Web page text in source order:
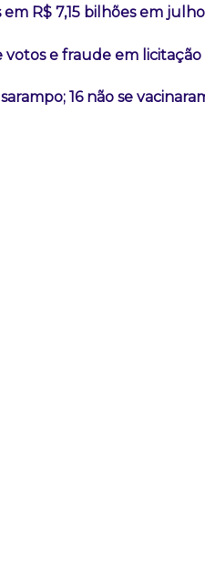
R$ 7,15 bilhões em julho
e fraude em
16 não se